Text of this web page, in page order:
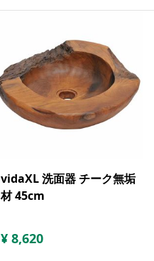
vidaXL 洗面器 チーク無垢
材 45cm
¥ 8,620